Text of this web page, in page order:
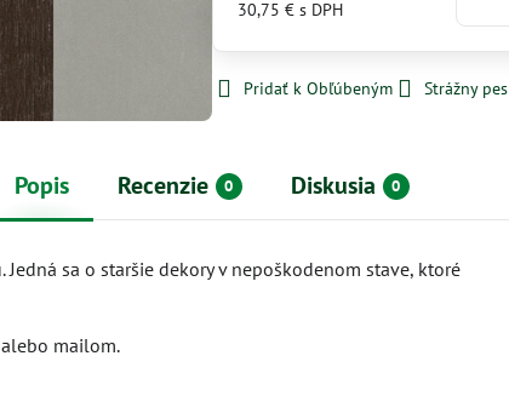
30,75 € s DPH
Pridať k Obľúbeným Strážny pes
Popis Recenzie 0 Diskusia 0
sa o staršie dekory v nepoškodenom stave, ktoré
mailom.